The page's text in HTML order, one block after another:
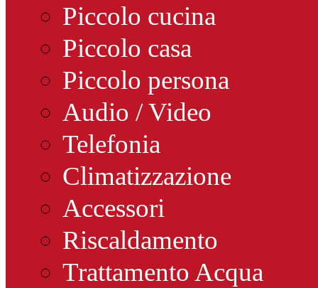
Piccolo cucina
Piccolo casa
Piccolo persona
Audio / Video
Telefonia
Climatizzazione
Accessori
Riscaldamento
Trattamento Acqua